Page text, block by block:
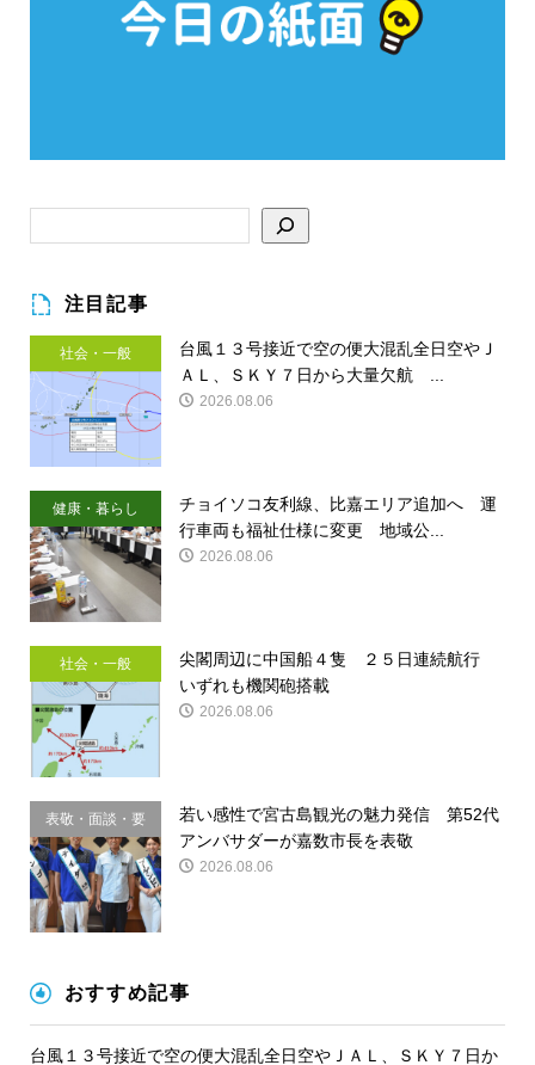
注目記事
社会・一般
台風１３号接近で空の便大混乱全日空やＪ
ＡＬ、ＳＫＹ７日から大量欠航 ...
2026.08.06
健康・暮らし
チョイソコ友利線、比嘉エリア追加へ 運
行車両も福祉仕様に変更 地域公...
2026.08.06
社会・一般
尖閣周辺に中国船４隻 ２５日連続航行
いずれも機関砲搭載
2026.08.06
表敬・面談・要
請
若い感性で宮古島観光の魅力発信 第52代
アンバサダーが嘉数市長を表敬
2026.08.06
おすすめ記事
台風１３号接近で空の便大混乱全日空やＪＡＬ、ＳＫＹ７日か